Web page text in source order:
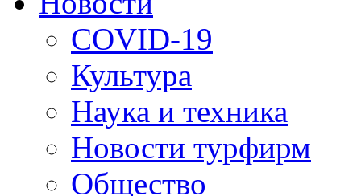
COVID-19
Культура
Наука и техника
Новости турфирм
Общество